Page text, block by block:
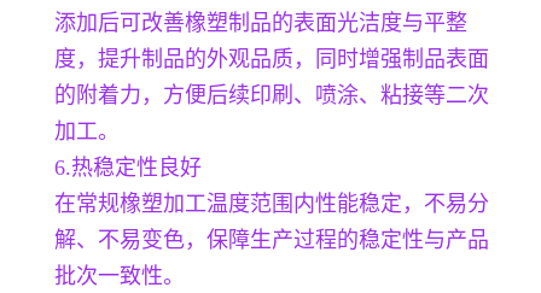
添加后可改善橡塑制品的表面光洁度与平整
度，提升制品的外观品质，同时增强制品表面
的附着力，方便后续印刷、喷涂、粘接等二次
加工。
6.热稳定性良好
在常规橡塑加工温度范围内性能稳定，不易分
解、不易变色，保障生产过程的稳定性与产品
批次一致性。